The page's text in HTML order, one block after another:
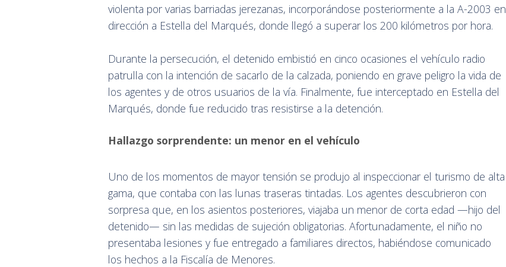
violenta por varias barriadas jerezanas, incorporándose posteriormente a la A-2003 en
dirección a Estella del Marqués, donde llegó a superar los 200 kilómetros por hora.
Durante la persecución, el detenido embistió en cinco ocasiones el vehículo radio
patrulla con la intención de sacarlo de la calzada, poniendo en grave peligro la vida de
los agentes y de otros usuarios de la vía. Finalmente, fue interceptado en Estella del
Marqués, donde fue reducido tras resistirse a la detención.
Hallazgo sorprendente: un menor en el vehículo
Uno de los momentos de mayor tensión se produjo al inspeccionar el turismo de alta
gama, que contaba con las lunas traseras tintadas. Los agentes descubrieron con
sorpresa que, en los asientos posteriores, viajaba un menor de corta edad —hijo del
detenido— sin las medidas de sujeción obligatorias. Afortunadamente, el niño no
presentaba lesiones y fue entregado a familiares directos, habiéndose comunicado
los hechos a la Fiscalía de Menores.